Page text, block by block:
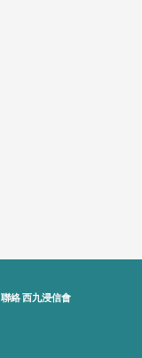
聯絡 西九浸信會